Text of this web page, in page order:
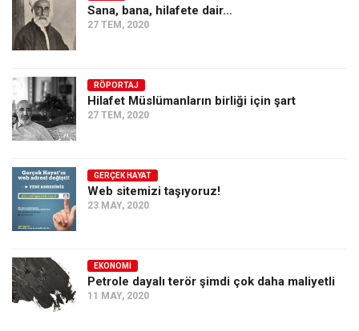
Sana, bana, hilafete dair…
27 TEM, 2020
RÖPORTAJ
Hilafet Müslümanların birliği için şart
27 TEM, 2020
GERÇEK HAYAT
Web sitemizi taşıyoruz!
23 MAY, 2020
EKONOMI
Petrole dayalı terör şimdi çok daha maliyetli
11 MAY, 2020